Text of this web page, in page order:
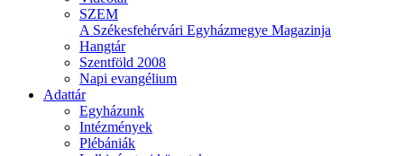
SZEM
A Székesfehérvári Egyházmegye Magazinja
Hangtár
Szentföld 2008
Napi evangélium
Adattár
Egyházunk
Intézmények
Plébániák